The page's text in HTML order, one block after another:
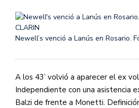
Newell’s venció a Lanús en Rosario.
A los 43’ volvió a aparecer el ex
Independiente con una asistencia
Balzi de frente a Monetti.